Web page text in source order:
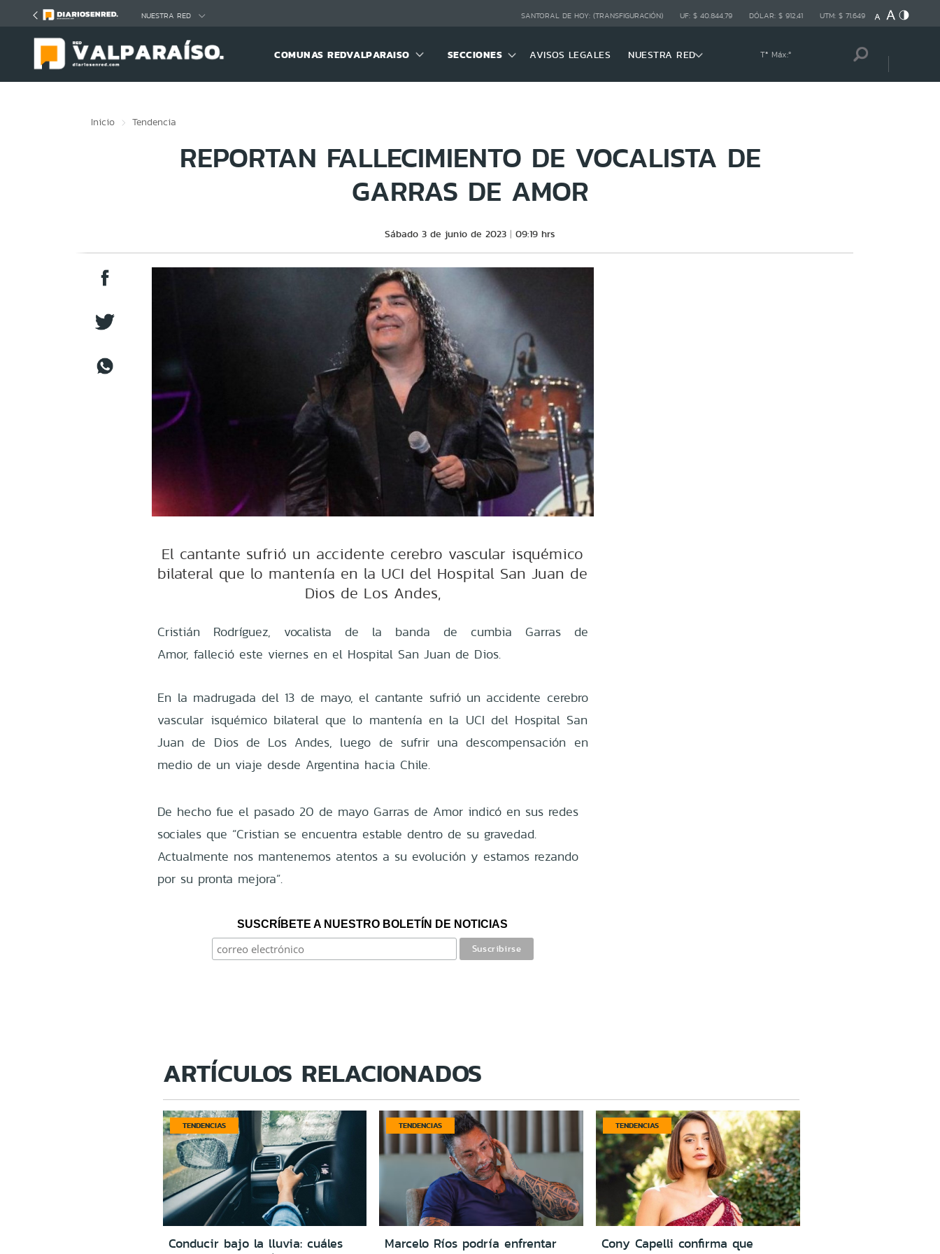
NUESTRA RED SANTORAL DE HOY: (TRANSFIGURACIÓN) UF: $ 40.844,79 DÓLAR: $ 912,41 UTM: $ 71.649
COMUNAS REDVALPARAISO SECCIONES AVISOS LEGALES NUESTRA RED Tª Máx:º
Inicio Tendencia
REPORTAN FALLECIMIENTO DE VOCALISTA DE
GARRAS DE AMOR
Sábado 3 de junio de 2023 09:19 hrs
El cantante sufrió un accidente cerebro vascular isquémico
bilateral que lo mantenía en la UCI del Hospital San Juan de
Dios de Los Andes,
Cristián Rodríguez, vocalista de la banda de cumbia Garras de
Amor, falleció este viernes en el Hospital San Juan de Dios.
En la madrugada del 13 de mayo, el cantante sufrió un accidente cerebro
vascular isquémico bilateral que lo mantenía en la UCI del Hospital San
Juan de Dios de Los Andes, luego de sufrir una descompensación en
medio de un viaje desde Argentina hacia Chile.
De hecho fue el pasado 20 de mayo Garras de Amor indicó en sus redes
sociales que “Cristian se encuentra estable dentro de su gravedad.
Actualmente nos mantenemos atentos a su evolución y estamos rezando
por su pronta mejora”.
SUSCRÍBETE A NUESTRO BOLETÍN DE NOTICIAS
ARTÍCULOS RELACIONADOS
TENDENCIAS
Conducir bajo la lluvia: cuáles
TENDENCIAS
Marcelo Ríos podría enfrentar
TENDENCIAS
Cony Capelli confirma que